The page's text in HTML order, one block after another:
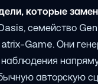
которые
семейство
Game. Они
авторскую